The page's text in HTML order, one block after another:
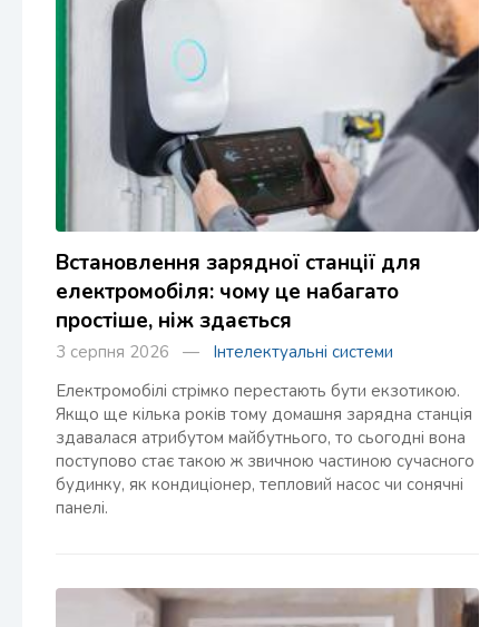
Встановлення зарядної станції для
електромобіля: чому це набагато
простіше, ніж здається
3 серпня 2026 — Інтелектуальні системи
Електромобілі стрімко перестають бути екзотикою.
Якщо ще кілька років тому домашня зарядна станція
здавалася атрибутом майбутнього, то сьогодні вона
поступово стає такою ж звичною частиною сучасного
будинку, як кондиціонер, тепловий насос чи сонячні
панелі.